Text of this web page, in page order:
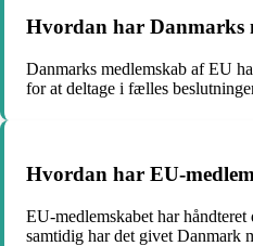
Hvordan har Danmarks
Danmarks medlemskab af EU
for at deltage i fælles
Hvordan har EU-
EU-medlemskabet har
samtidig har det givet Danmark